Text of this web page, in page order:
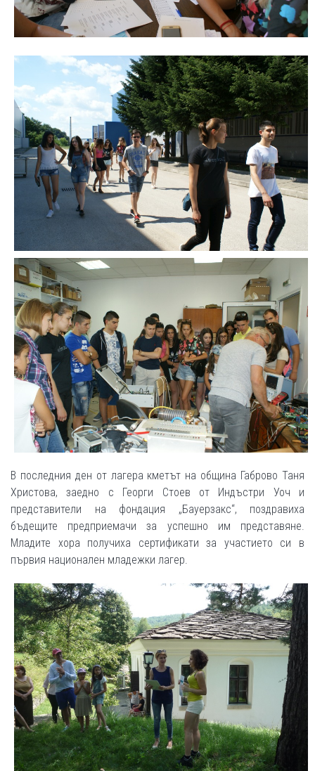
В последния ден от лагера кметът на община Габрово Таня
Христова, заедно с Георги Стоев от Индъстри Уоч и
представители на фондация „Бауерзакс“, поздравиха
бъдещите предприемачи за успешно им представяне.
Младите хора получиха сертификати за участието си в
първия национален младежки лагер.